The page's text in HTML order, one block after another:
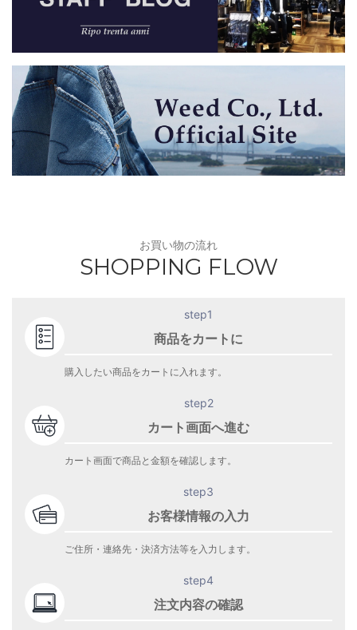
お買い物の流れ
SHOPPING FLOW
step1
商品をカートに
購入したい商品をカートに入れます。
step2
カート画面へ進む
カート画面で商品と金額を確認します。
step3
お客様情報の入力
ご住所・連絡先・決済方法等を入力します。
step4
注文内容の確認